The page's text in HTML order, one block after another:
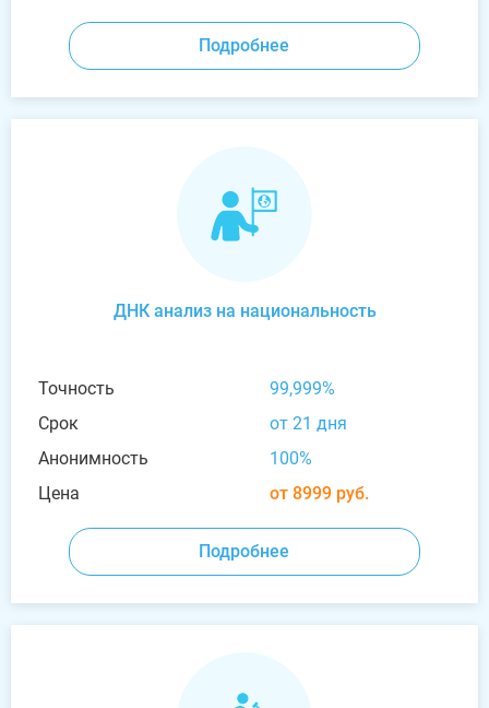
Подробнее
ДНК анализ на национальность
Точность
99,999%
Срок
от 21 дня
Анонимность
100%
Цена
от 8999 руб.
Подробнее